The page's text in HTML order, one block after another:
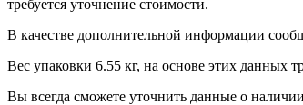
требуется уточнение стоимости.
В качестве дополнительной информации
Вес упаковки 6.55 кг, на основе этих данных
Вы всегда сможете уточнить данные о